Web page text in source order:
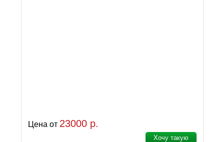
Цена от 23000 р.
Хочу такую